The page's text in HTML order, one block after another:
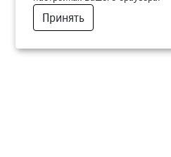
Принять